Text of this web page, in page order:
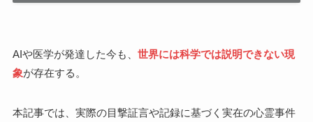
AIや医学が発達した今も、 世界には科学では説明できない現
象が存在する。
本記事では、実際の目撃証言や記録に基づく実在の心霊事件